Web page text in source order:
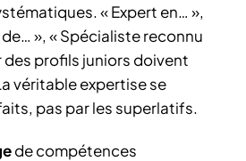
« Expert en… »,
», « Spécialiste reconnu
des profils juniors doivent
véritable expertise se
pas par les superlatifs.
de compétences